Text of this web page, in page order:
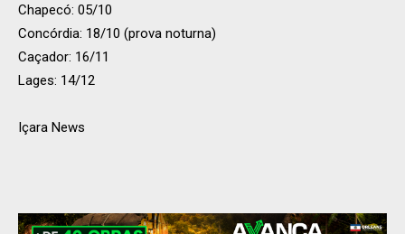
Chapecó: 05/10
Concórdia: 18/10 (prova noturna)
Caçador: 16/11
Lages: 14/12
Içara News